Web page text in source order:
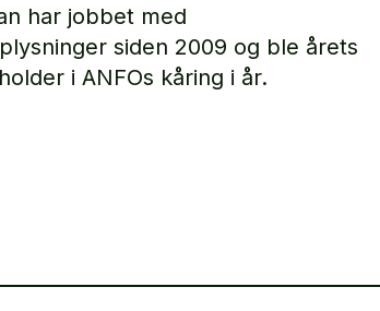
har jobbet med
siden 2009 og ble årets
i ANFOs kåring i år.